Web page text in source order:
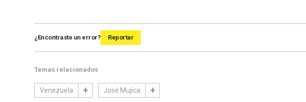
¿Encontraste un error? Reportar
Temas relacionados
Venezuela José Mujica